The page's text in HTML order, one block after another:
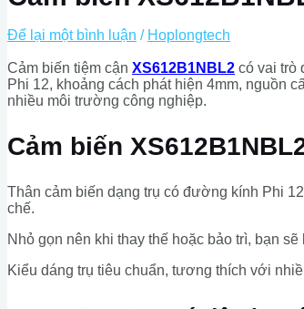
Để lại một bình luận / Hoplongtech
Cảm biến tiệm cận XS612B1NBL2 có vai trò
Phi 12, khoảng cách phát hiện 4mm, nguồn
nhiều môi trường công nghiệp.
Cảm biến
Thân cảm biến dạng trụ có đường kính Phi
chế.
Nhỏ gọn nên khi thay thế hoặc bảo trì, bạn
Kiểu dáng trụ tiêu chuẩn, tương thích với